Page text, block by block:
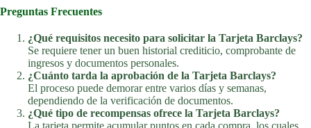
Preguntas Frecuentes
¿Qué requisitos necesito para solicitar la Tarjeta Barclays?
Se requiere tener un buen historial crediticio, comprobante de
ingresos y documentos personales.
¿Cuánto tarda la aprobación de la Tarjeta Barclays?
El proceso puede demorar entre varios días y semanas,
dependiendo de la verificación de documentos.
¿Qué tipo de recompensas ofrece la Tarjeta Barclays?